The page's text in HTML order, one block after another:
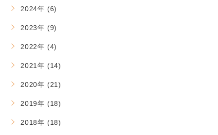
2024年 (6)
2023年 (9)
2022年 (4)
2021年 (14)
2020年 (21)
2019年 (18)
2018年 (18)